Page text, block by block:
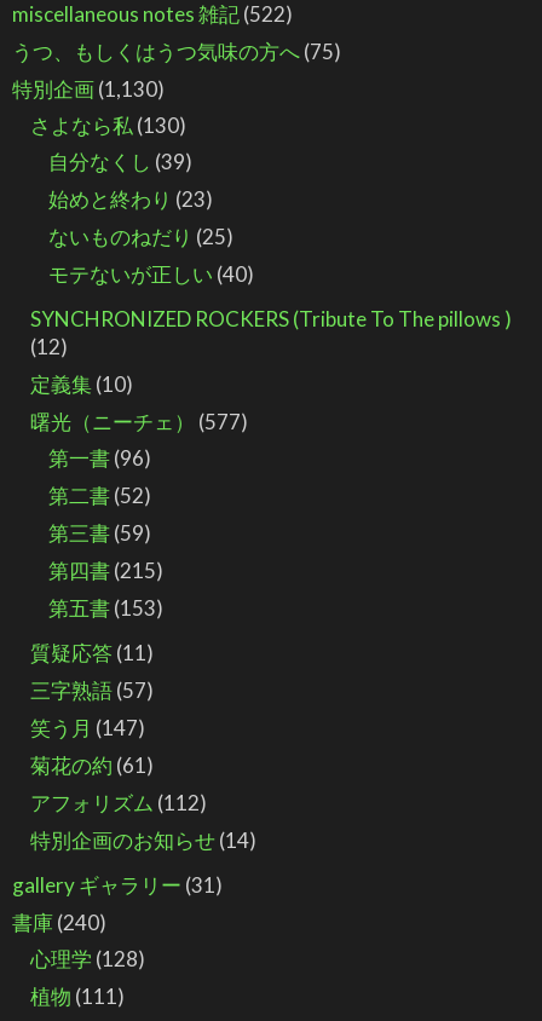
miscellaneous notes 雑記(522)
うつ、もしくはうつ気味の方へ(75)
特別企画(1,130)
さよなら私 (130)
自分なくし (39)
始めと終わり (23)
ないものねだり (25)
モテないが正しい (40)
SYNCHRONIZED ROCKERS (Tribute To The pillows )
(12)
定義集(10)
曙光（ニーチェ）
(577)
第一書(96)
第二書(52)
第三書(59)
第四書(215)
第五書(153)
質疑応答(11)
三字熟語(57)
笑う月 (147)
菊花の約 (61)
アフォリズム (112)
特別企画のお知らせ(14)
gallery ギャラリー (31)
書庫(240)
心理学 (128)
植物 (111)